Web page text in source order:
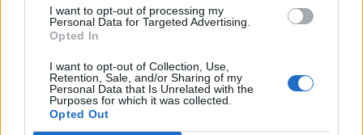
I want to opt-out of processing my
Personal Data for Targeted Advertising.
Opted In
I want to opt-out of Collection, Use,
Retention, Sale, and/or Sharing of my
Personal Data that Is Unrelated with the
Purposes for which it was collected.
Opted Out
PORTO DI
ARENZANO S.R.L.
2-5 milioni Arenzano
CONVENTO DEI
CARMELITANI
SCALZI
non pervenuto Arenzano
PANIFICIO ZENA